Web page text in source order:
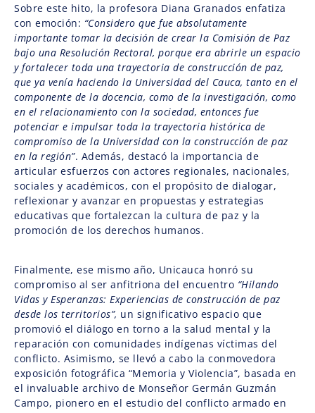
Sobre este hito, la profesora Diana Granados enfatiza
con emoción: “Considero que fue absolutamente
importante tomar la decisión de crear la Comisión de Paz
bajo una Resolución Rectoral, porque era abrirle un espacio
y fortalecer toda una trayectoria de construcción de paz,
que ya venía haciendo la Universidad del Cauca, tanto en el
componente de la docencia, como de la investigación, como
en el relacionamiento con la sociedad, entonces fue
potenciar e impulsar toda la trayectoria histórica de
compromiso de la Universidad con la construcción de paz
en la región”. Además, destacó la importancia de
articular esfuerzos con actores regionales, nacionales,
sociales y académicos, con el propósito de dialogar,
reflexionar y avanzar en propuestas y estrategias
educativas que fortalezcan la cultura de paz y la
promoción de los derechos humanos.
Finalmente, ese mismo año, Unicauca honró su
compromiso al ser anfitriona del encuentro “Hilando
Vidas y Esperanzas: Experiencias de construcción de paz
desde los territorios”, un significativo espacio que
promovió el diálogo en torno a la salud mental y la
reparación con comunidades indígenas víctimas del
conflicto. Asimismo, se llevó a cabo la conmovedora
exposición fotográfica “Memoria y Violencia”, basada en
el invaluable archivo de Monseñor Germán Guzmán
Campo, pionero en el estudio del conflicto armado en